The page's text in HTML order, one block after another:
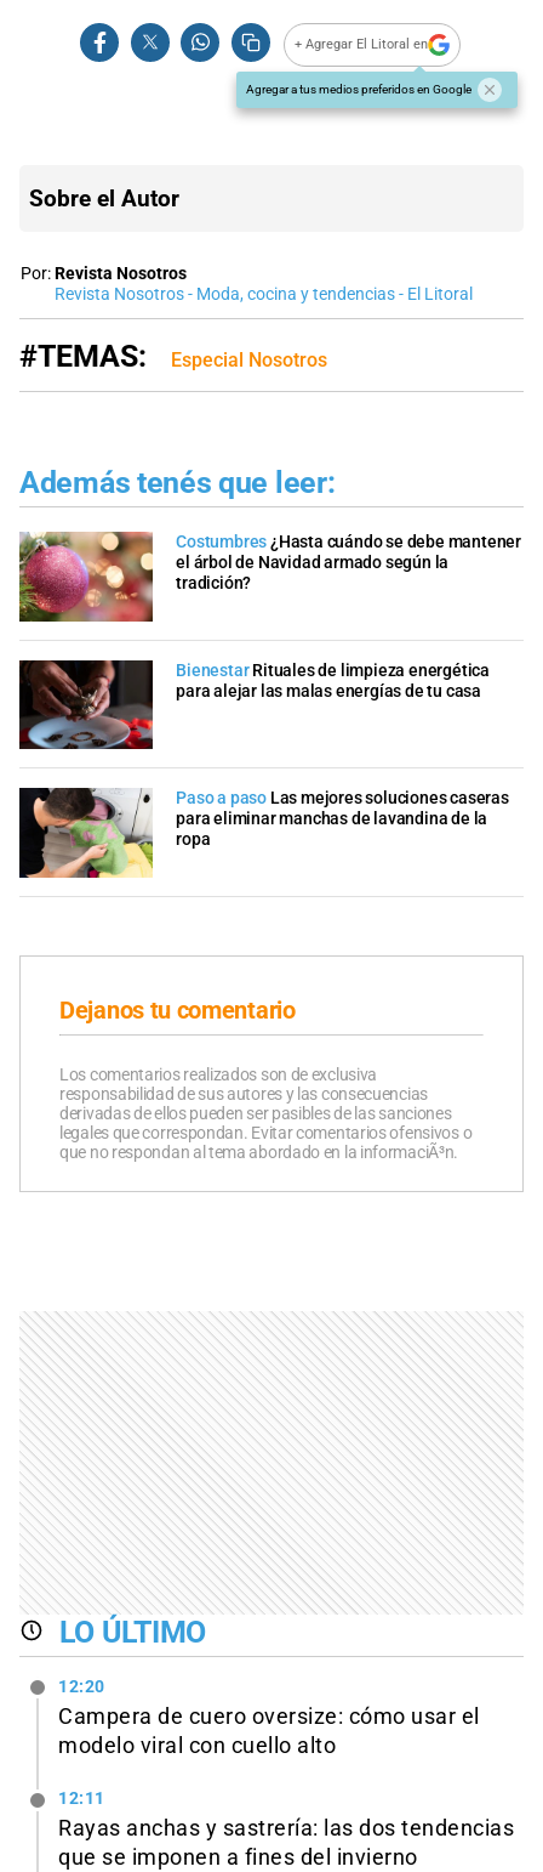
+ Agregar El Litoral en
Agregar a tus medios preferidos en Google
Sobre el Autor
Por:Revista Nosotros
Revista Nosotros - Moda, cocina y tendencias - El Litoral
#TEMAS: Especial Nosotros
Además tenés que leer:
Costumbres¿Hasta cuándo se debe mantener
el árbol de Navidad armado según la
tradición?
BienestarRituales de limpieza energética
para alejar las malas energías de tu casa
Paso a paso Las mejores soluciones caseras
para eliminar manchas de lavandina de la
ropa
Dejanos tu comentario
Los comentarios realizados son de exclusiva
responsabilidad de sus autores y las consecuencias
derivadas de ellos pueden ser pasibles de las sanciones
legales que correspondan. Evitar comentarios ofensivos o
que no respondan al tema abordado en la informaciÃ³n.
LO ÚLTIMO
12:20
Campera de cuero oversize: cómo usar el
modelo viral con cuello alto
12:11
Rayas anchas y sastrería: las dos tendencias
que se imponen a fines del invierno